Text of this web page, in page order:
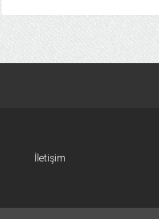
İletişim